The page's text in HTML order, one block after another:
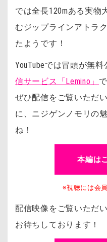
では全長120mある実物
むジップラインアトラ
たようです！
YouTubeでは冒頭が無料
信サービス「Lemino」
ぜひ配信をご覧いただ
に、ニジゲンノモリの
ね！
本編は
※視聴には会
配信映像をご覧いただ
お待ちしております！